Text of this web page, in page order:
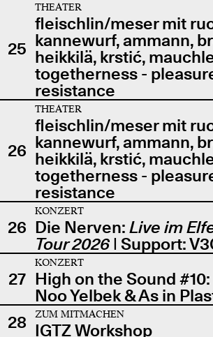
25
THEATER
fleischlin/meser mit
kannewurf, ammann,
heikkilä, krstić,
togetherness -
resistance
26
THEATER
fleischlin/meser mit
kannewurf, ammann,
heikkilä, krstić,
togetherness -
resistance
26
KONZERT
Die Nerven: Live im
Tour 2026| Support:
27
KONZERT
High on the Sound
Noo Yelbek & As in
28
ZUM MITMACHEN
IGTZ Workshop